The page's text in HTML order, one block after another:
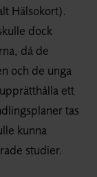
Hälsokort).
dock
då de
och de unga
ett
tas
kunna
studier.